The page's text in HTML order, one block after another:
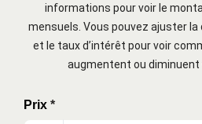
informations pour voir le
mensuels. Vous pouvez ajuster la
et le taux d’intérêt pour voir
augmentent ou diminuent
Prix *